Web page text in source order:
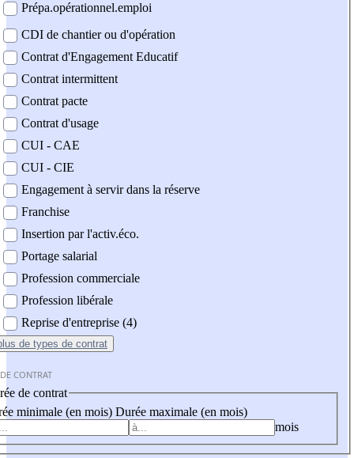
Prépa.opérationnel.emploi
CDI de chantier ou d'opération
Contrat d'Engagement Educatif
Contrat intermittent
Contrat pacte
Contrat d'usage
CUI - CAE
CUI - CIE
Engagement à servir dans la réserve
Franchise
Insertion par l'activ.éco.
Portage salarial
Profession commerciale
Profession libérale
Reprise d'entreprise (4)
de types de contrat
CONTRAT
de contrat
minimale (en mois) Durée maximale (en mois)
mois